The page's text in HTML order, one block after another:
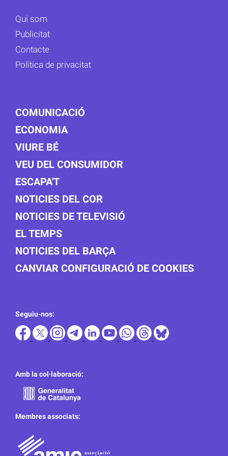
Qui som
Publicitat
Contacte
Política de privacitat
COMUNICACIÓ
ECONOMIA
VIURE BÉ
VEU DEL CONSUMIDOR
ESCAPA'T
NOTICIES DEL COR
NOTICIES DE TELEVISIÓ
EL TEMPS
NOTICIES DEL BARÇA
CANVIAR CONFIGURACIÓ DE COOKIES
Seguiu-nos:
Amb la col·laboració:
Membres associats: